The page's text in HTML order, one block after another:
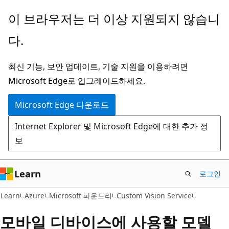
주
콘
츠
로
건
너
뛰
기
이 브라우저는 더 이상 지원되지 않습니
다.
최신 기능, 보안 업데이트, 기술 지원을 이용하려면
Microsoft Edge로 업그레이드하세요.
Microsoft Edge 다운로드
Internet Explorer 및 Microsoft Edge에 대한 추가 정
보
Learn 로그인
Learn Azure Microsoft 파운드리 Custom Vision Service
모바일 디바이스에 사용할 모델